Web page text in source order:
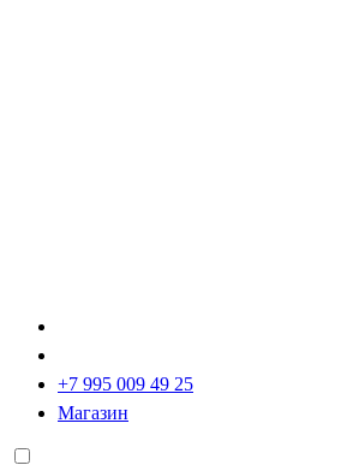
+7 995 009 49 25
Магазин